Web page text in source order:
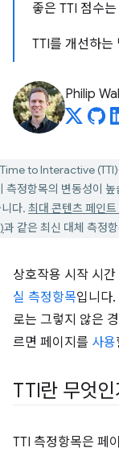
좋은 TTI 점수
TTI를 개선하는
Philip
Time to Interactive (TTI)
측정항목의 변동성이 높
다. 최대 콘텐츠 페인트
과 같은 최신 대체 측정
상호작용 시작 시간
실 측정항목입니다
로는 그렇지 않은
르면 페이지를 사용
TTI란 무엇
TTI 측정항목은 페